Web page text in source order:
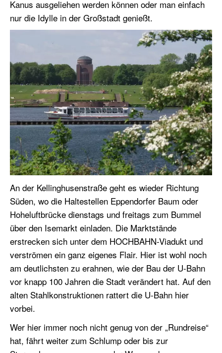
Kanus ausgeliehen werden können oder man einfach
nur die Idylle in der Großstadt genießt.
An der Kellinghusenstraße geht es wieder Richtung
Süden, wo die Haltestellen Eppendorfer Baum oder
Hoheluftbrücke dienstags und freitags zum Bummel
über den Isemarkt einladen. Die Marktstände
erstrecken sich unter dem HOCHBAHN-Viadukt und
verströmen ein ganz eigenes Flair. Hier ist wohl noch
am deutlichsten zu erahnen, wie der Bau der U-Bahn
vor knapp 100 Jahren die Stadt verändert hat. Auf den
alten Stahlkonstruktionen rattert die U-Bahn hier
vorbei.
Wer hier immer noch nicht genug von der „Rundreise“
hat, fährt weiter zum Schlump oder bis zur